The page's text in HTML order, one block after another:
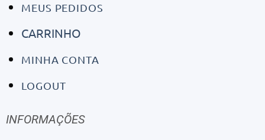
MEUS PEDIDOS
CARRINHO
MINHA CONTA
LOGOUT
INFORMAÇÕES